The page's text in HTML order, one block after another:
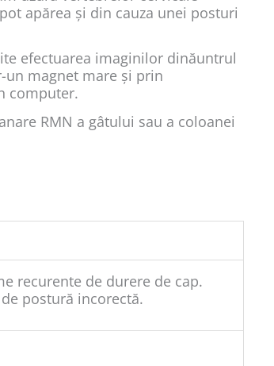
apărea și din cauza unei posturi
efectuarea imaginilor dinăuntrul
magnet mare și prin
computer.
RMN a gâtului sau a coloanei
recurente de durere de cap.
postură incorectă.